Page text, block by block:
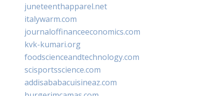
juneteenthapparel.net
italywarm.com
journaloffinanceeconomics.com
kvk-kumari.org
foodscienceandtechnology.com
scisportsscience.com
addisababacuisineaz.com